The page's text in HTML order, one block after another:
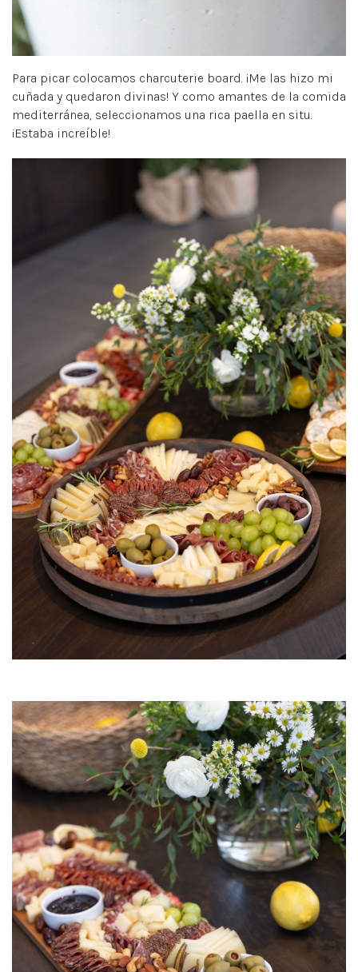
Para picar colocamos charcuterie board. ¡Me las hizo mi
cuñada y quedaron divinas! Y como amantes de la comida
mediterránea, seleccionamos una rica paella en situ.
¡Estaba increíble!